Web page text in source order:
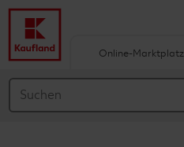
Hauptinhalt
Online-Marktplatz